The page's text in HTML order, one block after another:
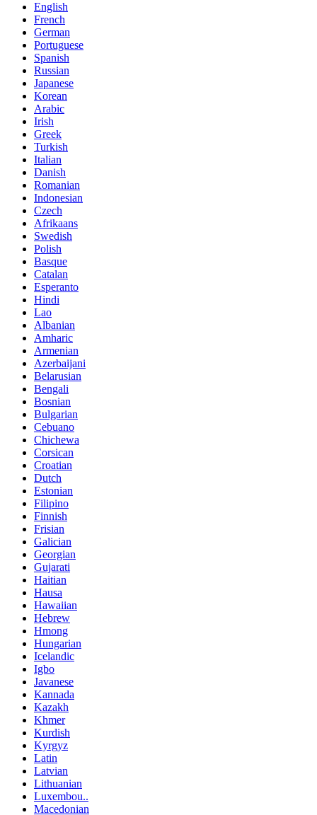
English
French
German
Portuguese
Spanish
Russian
Japanese
Korean
Arabic
Irish
Greek
Turkish
Italian
Danish
Romanian
Indonesian
Czech
Afrikaans
Swedish
Polish
Basque
Catalan
Esperanto
Hindi
Lao
Albanian
Amharic
Armenian
Azerbaijani
Belarusian
Bengali
Bosnian
Bulgarian
Cebuano
Chichewa
Corsican
Croatian
Dutch
Estonian
Filipino
Finnish
Frisian
Galician
Georgian
Gujarati
Haitian
Hausa
Hawaiian
Hebrew
Hmong
Hungarian
Icelandic
Igbo
Javanese
Kannada
Kazakh
Khmer
Kurdish
Kyrgyz
Latin
Latvian
Lithuanian
Luxembou..
Macedonian